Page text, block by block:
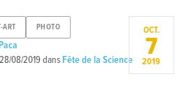
ART PHOTO
28/08/2019dans Fête de la Science
OCT.
7
2019